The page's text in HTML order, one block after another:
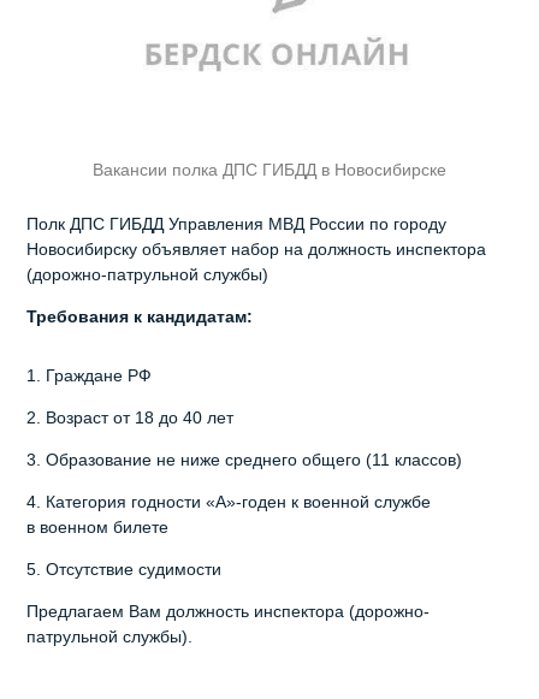
Вакансии полка ДПС ГИБДД в Новосибирске
Полк ДПС ГИБДД Управления МВД России по городу
Новосибирску объявляет набор на должность инспектора
(дорожно-патрульной службы)
Требования к кандидатам:
1. Граждане РФ
2. Возраст от 18 до 40 лет
3. Образование не ниже среднего общего (11 классов)
4. Категория годности «А»-годен к военной службе
в военном билете
5. Отсутствие судимости
Предлагаем Вам должность инспектора (дорожно-
патрульной службы).